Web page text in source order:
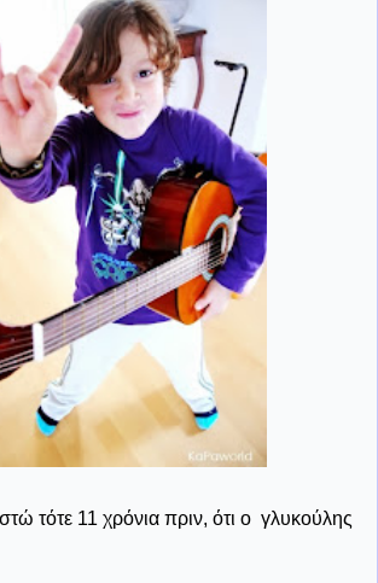
τότε 11 χρόνια πριν, ότι ο γλυκούλης